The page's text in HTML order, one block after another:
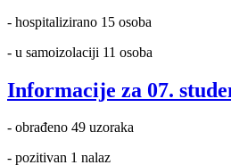
- hospitalizirano 15 osoba
- u samoizolaciji 11 osoba
Informacije za 07.
- obrađeno 49 uzoraka
- pozitivan 1 nalaz